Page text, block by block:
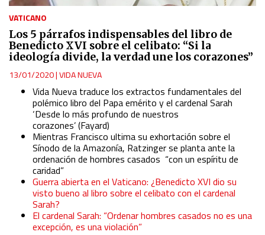
VATICANO
Los 5 párrafos indispensables del libro de
Benedicto XVI sobre el celibato: “Si la
ideología divide, la verdad une los corazones”
13/01/2020|VIDA NUEVA
Vida Nueva traduce los extractos fundamentales del
polémico libro del Papa emérito y el cardenal Sarah
‘Desde lo más profundo de nuestros
corazones’(Fayard)
Mientras Francisco ultima su exhortación sobre el
Sínodo de la Amazonía, Ratzinger se planta ante la
ordenación de hombres casados “con un espíritu de
caridad”
Guerra abierta en el Vaticano: ¿Benedicto XVI dio su
visto bueno al libro sobre el celibato con el cardenal
Sarah?
El cardenal Sarah: “Ordenar hombres casados no es una
excepción, es una violación”
Use precise geolocation data
Identify devices based on information actively requested
Non-IAB processing purposes:
Essential
Analytical
Functional
Advertising